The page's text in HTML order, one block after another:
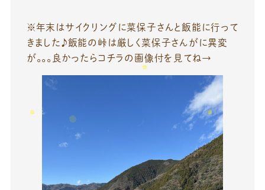
※年末はサイクリングに菜保子さんと飯能に行って
きました♪飯能の峠は厳しく菜保子さんがに異変
が。。。良かったらコチラの画像付を見てね→